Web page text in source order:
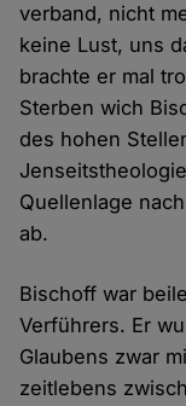
verband, nicht
keine Lust, uns
brachte er mal
Sterben wich
des hohen
Quellenlage
ab.
Bischoff war
Verführers. Er
Glaubens zwar
zeitlebens